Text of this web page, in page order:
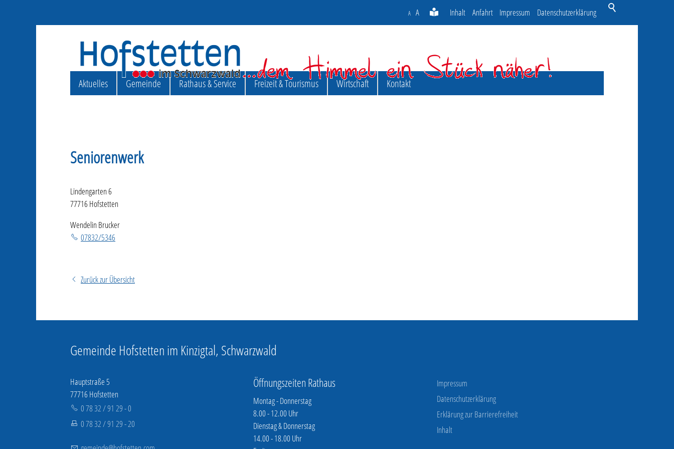
Inhalt Anfahrt Impressum Datenschutzerklärung
A A
Aktuelles Gemeinde Rathaus & Service Freizeit & Tourismus Wirtschaft Kontakt
Seniorenwerk
Lindengarten 6
77716 Hofstetten
Wendelin Brucker
07832/5346
Zurück zur Übersicht
Gemeinde Hofstetten im Kinzigtal, Schwarzwald
Hauptstraße 5
77716 Hofstetten
0 78 32 / 91 29 - 0
0 78 32 / 91 29 - 20
Öffnungszeiten Rathaus
Montag - Donnerstag
8.00 - 12.00 Uhr
Dienstag & Donnerstag
14.00 - 18.00 Uhr
Impressum
Datenschutzerklärung
Erklärung zur Barrierefreiheit
Inhalt